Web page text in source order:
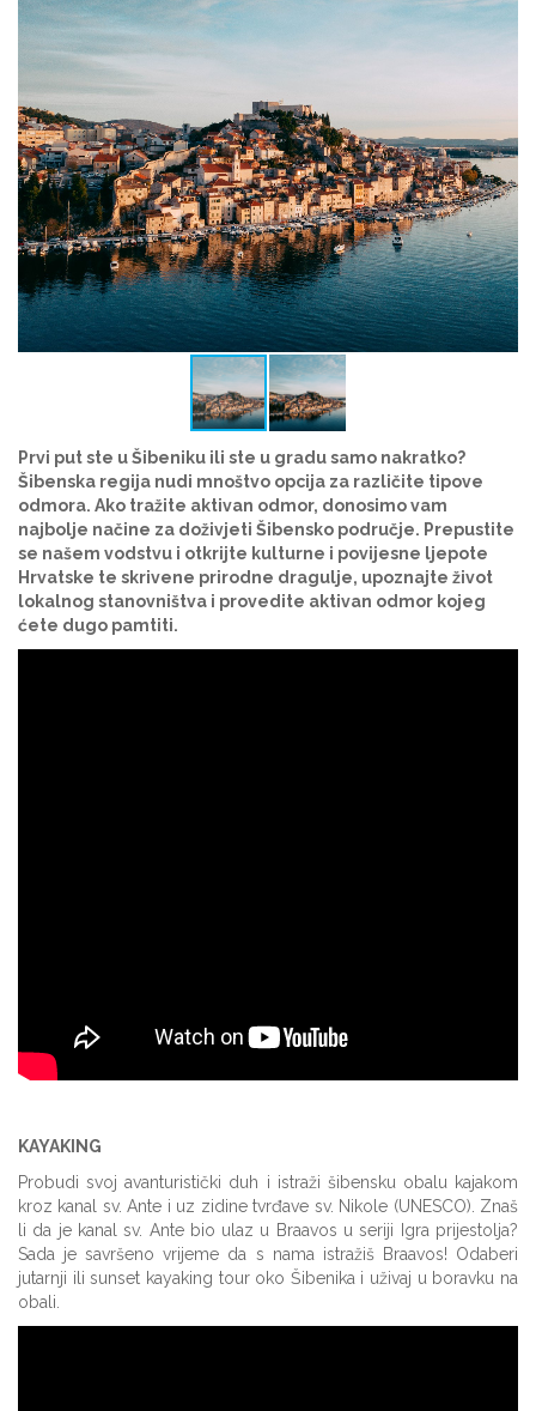
Prvi put ste u Šibeniku ili ste u gradu samo nakratko?
Šibenska regija nudi mnoštvo opcija za različite tipove
odmora. Ako tražite aktivan odmor, donosimo vam
najbolje načine za doživjeti Šibensko područje. Prepustite
se našem vodstvu i otkrijte kulturne i povijesne ljepote
Hrvatske te skrivene prirodne dragulje, upoznajte život
lokalnog stanovništva i provedite aktivan odmor kojeg
ćete dugo pamtiti.
KAYAKING
Probudi svoj avanturistički duh i istraži šibensku obalu kajakom
kroz kanal sv. Ante i uz zidine tvrđave sv. Nikole (UNESCO). Znaš
li da je kanal sv. Ante bio ulaz u Braavos u seriji Igra prijestolja?
Sada je savršeno vrijeme da s nama istražiš Braavos! Odaberi
jutarnji ili sunset kayaking tour oko Šibenika i uživaj u boravku na
obali.